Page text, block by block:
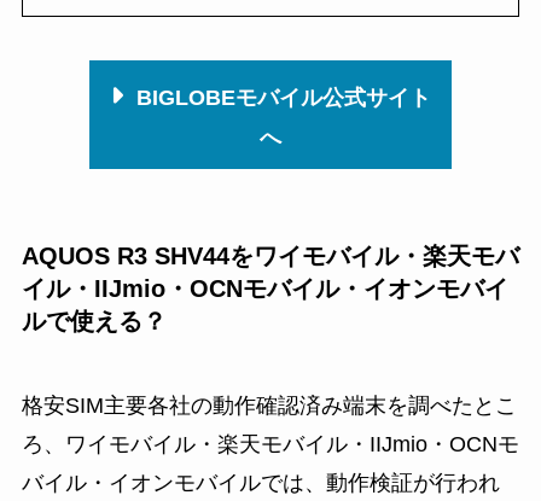
BIGLOBEモバイル公式サイト
へ
AQUOS R3 SHV44をワイモバイル・楽天モバ
イル・IIJmio・OCNモバイル・イオンモバイ
ルで使える？
格安SIM主要各社の動作確認済み端末を調べたとこ
ろ、ワイモバイル・楽天モバイル・IIJmio・OCNモ
バイル・イオンモバイルでは、動作検証が行われ